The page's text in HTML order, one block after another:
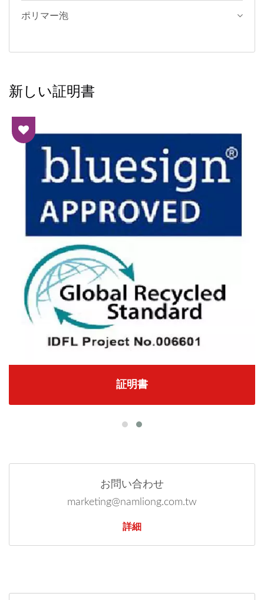
ポリマー泡
新しい証明書
証明書
お問い合わせ
marketing@namliong.com.tw
詳細